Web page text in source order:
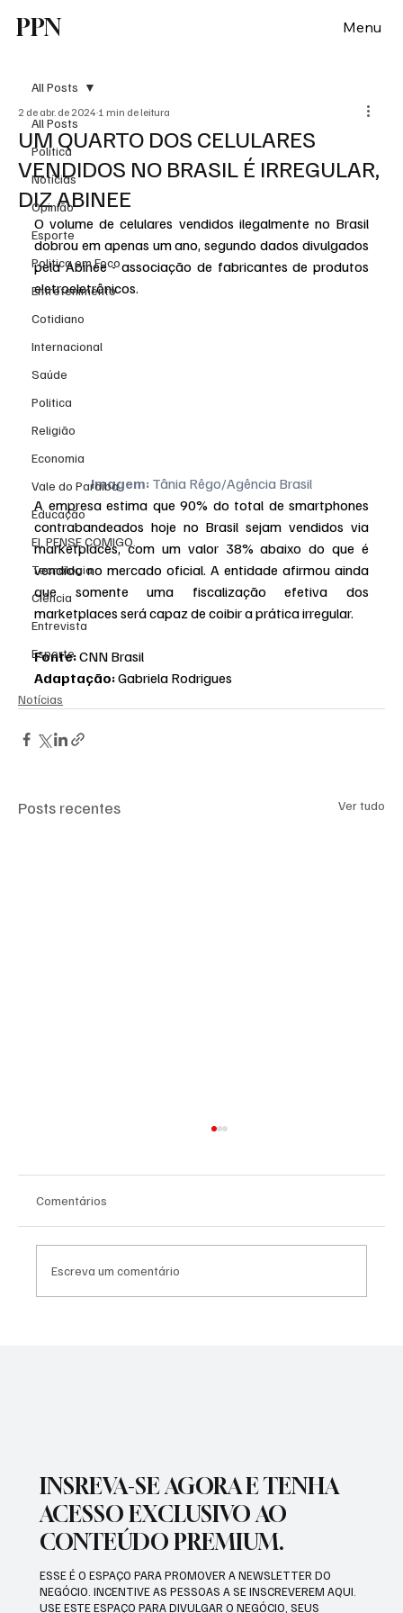
PPN Menu
All Posts
Política
Notícias
Opinião
Esporte
Politica em Foco
Entretenimento
Cotidiano
Internacional
Saúde
Politica
Religião
Economia
Vale do Paraiba
Educação
EI, PENSE COMIGO.
Tecnologia
Ciência
Entrevista
Esporte
All Posts
UM QUARTO DOS CELULARES
VENDIDOS NO BRASIL É IRREGULAR,
DIZ ABINEE
2 de abr. de 2024 1 min de leitura
O volume de celulares vendidos ilegalmente no Brasil
dobrou em apenas um ano, segundo dados divulgados
pela Abinee - associação de fabricantes de produtos
eletroeletrônicos.
Imagem: Tânia Rêgo/Agência Brasil
A empresa estima que 90% do total de smartphones
contrabandeados hoje no Brasil sejam vendidos via
marketplaces, com um valor 38% abaixo do que é
vendido no mercado oficial. A entidade afirmou ainda
que somente uma fiscalização efetiva dos
marketplaces será capaz de coibir a prática irregular.
Fonte: CNN Brasil
Adaptação: Gabriela Rodrigues
Notícias
Posts recentes Ver tudo
Comentários
Escreva um comentário
INSREVA-SE AGORA E TENHA
ACESSO EXCLUSIVO AO
CONTEÚDO PREMIUM.
ESSE É O ESPAÇO PARA PROMOVER A NEWSLETTER DO
NEGÓCIO. INCENTIVE AS PESSOAS A SE INSCREVEREM AQUI.
USE ESTE ESPAÇO PARA DIVULGAR O NEGÓCIO, SEUS